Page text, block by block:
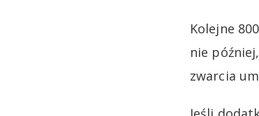
Kolejne
nie
zwarcia